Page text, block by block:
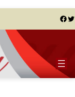
Facebook Twitter